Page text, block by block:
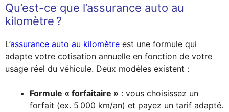
Qu’est-ce que l’assurance auto au
kilomètre ?
L’assurance auto au kilomètre est une formule qui
adapte votre cotisation annuelle en fonction de votre
usage réel du véhicule. Deux modèles existent :
Formule « forfaitaire » : vous choisissez un
forfait (ex. 5 000 km/an) et payez un tarif adapté.